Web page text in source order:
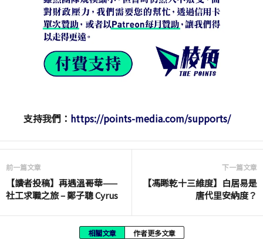
支持我們： https://points-media.com/supports/
前一篇文章
【讀者投稿】再遇溫哥華——
社工求職之旅 – 鄭子聰 Cyrus
下一篇文章
【馮睎乾十三維度】白居易是
唐代里安納度？
相關文章 作者更多文章